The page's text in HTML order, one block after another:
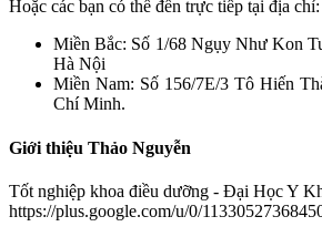
Hoặc các bạn có thể đến trực tiếp tại địa chỉ:
Miền Bắc: Số 1/68 Ngụy Như Kon
Hà Nội
Miền Nam: Số 156/7E/3 Tô Hiến
Chí Minh.
Giới thiệu Thảo Nguyễn
Tốt nghiệp khoa điều dưỡng - Đại Học Y
https://plus.google.com/u/0/